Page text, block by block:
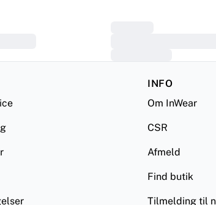
INFO
Om InWear
CSR
Afmeld
Find butik
Tilmelding til